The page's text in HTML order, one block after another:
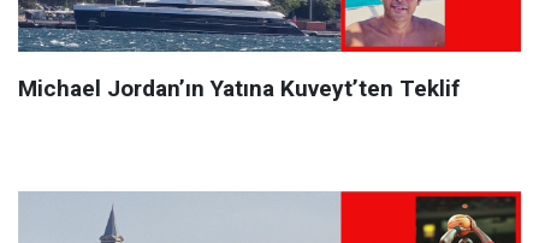
Michael Jordan’ın Yatına Kuveyt’ten Teklif